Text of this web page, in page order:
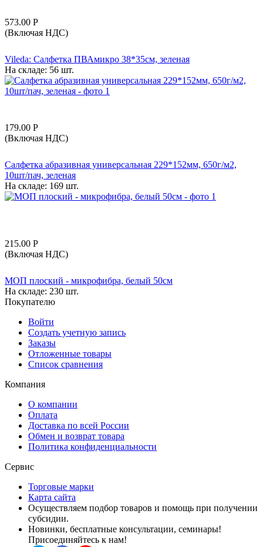
573.00 Р
(Включая НДС)
Vileda: Салфетка ПВАмикро 38*35см, зеленая
На складе: 56 шт.
179.00 Р
(Включая НДС)
Салфетка абразивная универсальная 229*152мм, 650г/м2,
10шт/пач, зеленая
На складе: 169 шт.
215.00 Р
(Включая НДС)
МОП плоский - микрофибра, белый 50см
На складе: 230 шт.
Покупателю
Войти
Создать учетную запись
Заказы
Отложенные товары
Список сравнения
Компания
О компании
Оплата
Доставка по всей России
Обмен и возврат товара
Политика конфиденциальности
Сервис
Торговые марки
Карта сайта
Осуществляем подбор товаров и помощь при получении
субсидии.
Новинки, бесплатные консультации, семинары!
Присоединяйтесь к нам!